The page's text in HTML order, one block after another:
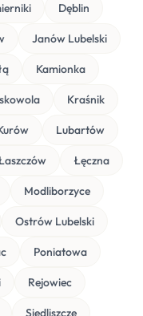
Dęblin
Janów Lubelski
Kamionka
Kraśnik
Lubartów
Łęczna
Modliborzyce
Ostrów Lubelski
Poniatowa
Rejowiec
Siedliszcze